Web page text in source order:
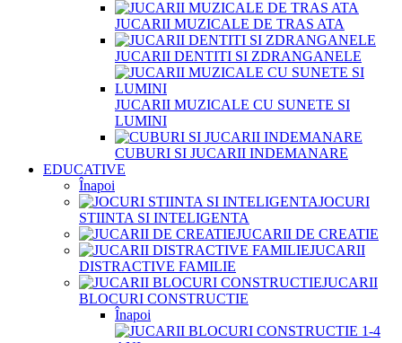
JUCARII MUZICALE DE TRAS ATA
JUCARII DENTITI SI ZDRANGANELE
JUCARII MUZICALE CU SUNETE SI
LUMINI
CUBURI SI JUCARII INDEMANARE
EDUCATIVE
Înapoi
JOCURI
STIINTA SI INTELIGENTA
JUCARII DE CREATIE
JUCARII
DISTRACTIVE FAMILIE
JUCARII
BLOCURI CONSTRUCTIE
Înapoi